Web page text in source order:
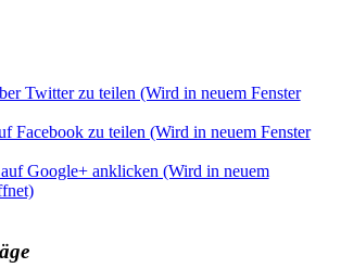
Twitter zu teilen (Wird in neuem Fenster
Facebook zu teilen (Wird in neuem Fenster
Google+ anklicken (Wird in neuem